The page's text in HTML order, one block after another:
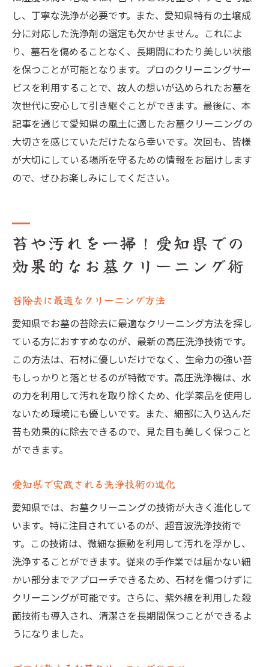
し、丁寧な洗浄が必要です。また、愛知県特有の土壌成
分に対応した洗浄剤の選定も欠かせません。これによ
り、墓石を傷めることなく、長期間にわたり美しい状態
を保つことが可能となります。プロのクリーニングサー
ビスを利用することで、故人の想いが込められたお墓を
次世代に安心して引き継ぐことができます。最後に、本
記事を通じて愛知県の風土に適したお墓クリーニングの
大切さを感じていただけたなら幸いです。次回も、皆様
が大切にしている場所を守るための情報をお届けします
ので、ぜひお楽しみにしてください。
苔や汚れを一掃！愛知県での
効果的なお墓クリーニング術
苔除去に最適なクリーニング方法
愛知県でお墓の苔除去に最適なクリーニング方法を探し
ている方におすすめなのが、最新の高圧洗浄技術です。
この方法は、石材に優しいだけでなく、生命力の強い苔
もしっかりと落とせるのが特徴です。高圧洗浄機は、水
の力を利用して汚れを取り除くため、化学薬品を使用し
ないため環境にも優しいです。また、細部に入り込んだ
苔も効果的に除去できるので、見た目も美しく保つこと
ができます。
愛知県で実践される洗浄技術の進化
愛知県では、お墓クリーニングの技術が大きく進化して
います。特に注目されているのが、超音波洗浄技術で
す。この技術は、微細な振動を利用して汚れを浮かし、
洗浄することができます。従来の手作業では届かない細
かい部分までアプローチできるため、石材を傷つけずに
クリーニングが可能です。さらに、紫外線を利用した殺
菌技術も導入され、清潔さを長期間保つことができるよ
うになりました。